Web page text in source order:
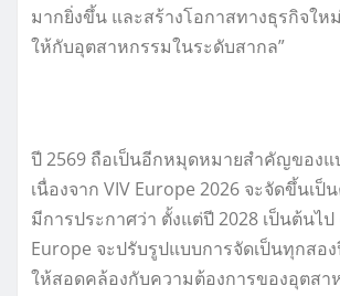
มากยิ่งขึ้น และสร้างโอกาสทางธุรกิจให
ให้กับอุตสาหกรรมในระดับสากล”
ปี 2569 ถือเป็นอีกหมุดหมายสำคัญของแ
เนื่องจาก VIV Europe 2026 จะจัดขึ้นเป็
มีการประกาศว่า ตั้งแต่ปี 2028 เป็นต้นไป
Europe จะปรับรูปแบบการจัดเป็นทุกสอง
ให้สอดคล้องกับความต้องการของอุตสา